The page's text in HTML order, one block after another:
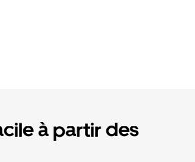
à partir des